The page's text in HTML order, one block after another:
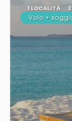
1 LOCALITÀ
Volo +